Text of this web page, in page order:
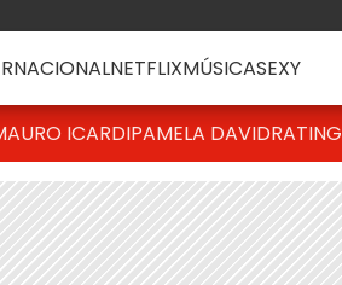
NETFLIXMÚSICASEXY
ICARDIPAMELA DAVIDRATING